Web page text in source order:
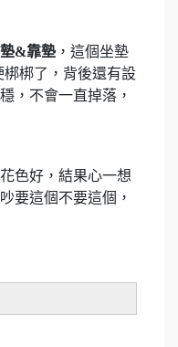
&靠墊 ，這個坐墊
梆了，背後還有設
，不會一直掉落，
色好，結果心一想
要這個不要這個，